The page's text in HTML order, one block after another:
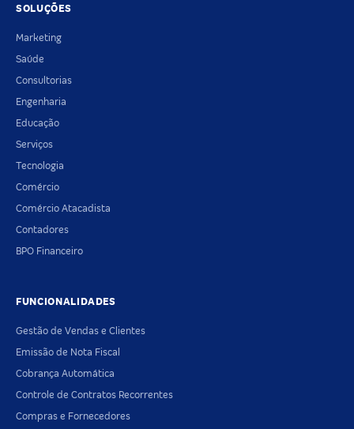
SOLUÇÕES
Marketing
Saúde
Consultorias
Engenharia
Educação
Serviços
Tecnologia
Comércio
Comércio Atacadista
Contadores
BPO Financeiro
FUNCIONALIDADES
Gestão de Vendas e Clientes
Emissão de Nota Fiscal
Cobrança Automática
Controle de Contratos Recorrentes
Compras e Fornecedores